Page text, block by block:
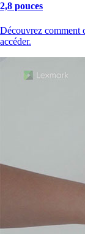
2,8 pouces
Découvrez comment
accéder.